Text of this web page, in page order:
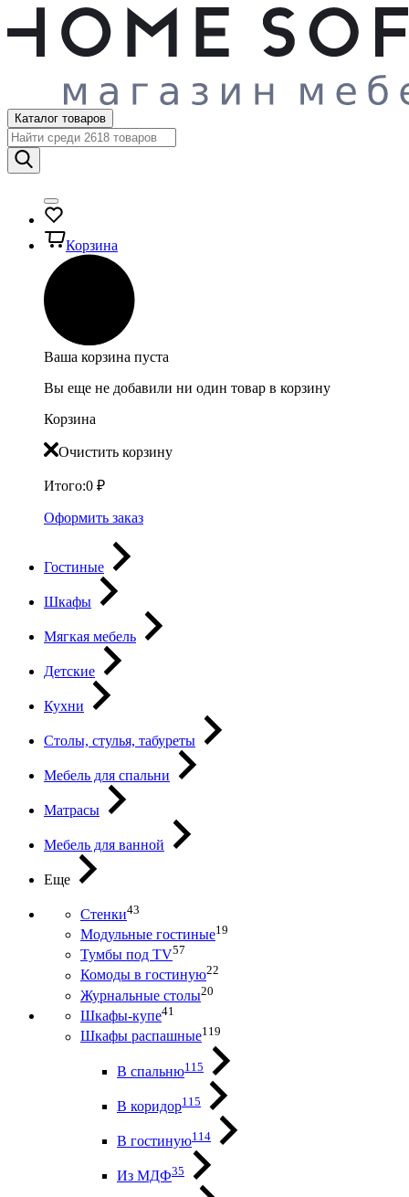
Каталог товаров
Корзина
Ваша корзина пуста
Вы еще не добавили ни один товар в корзину
Корзина
Очистить корзину
Итого:0 ₽
Оформить заказ
Гостиные
Шкафы
Мягкая мебель
Детские
Кухни
Столы, стулья, табуреты
Мебель для спальни
Матрасы
Мебель для ванной
Еще
Стенки43
Модульные гостиные19
Тумбы под ТV57
Комоды в гостиную22
Журнальные столы20
Шкафы-купе41
Шкафы распашные119
В спальню115
В коридор115
В гостиную114
Из МДФ35